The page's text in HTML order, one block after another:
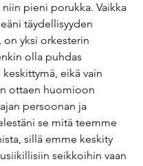
pieni porukka. Vaikka
täydellisyyden
yksi orkesterin
olla puhdas
eikä vain
ottaen huomioon
persoonan ja
se mitä teemme
sillä emme keskity
seikkoihin vaan